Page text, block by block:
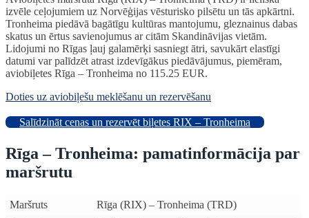
izvēle ceļojumiem uz Norvēģijas vēsturisko pilsētu un tās apkārtni.
Tronheima piedāvā bagātīgu kultūras mantojumu, gleznainus dabas
skatus un ērtus savienojumus ar citām Skandināvijas vietām.
Lidojumi no Rīgas ļauj galamērķi sasniegt ātri, savukārt elastīgi
datumi var palīdzēt atrast izdevīgākus piedāvājumus, piemēram,
aviobiļetes Rīga – Tronheima no 115.25 EUR.
Doties uz aviobiļešu meklēšanu un rezervēšanu
Salīdzināt cenas un rezervēt biļetes RIX – Tronheima
Rīga – Tronheima: pamatinformācija par
maršrutu
Maršruts
Rīga (RIX) – Tronheima (TRD)